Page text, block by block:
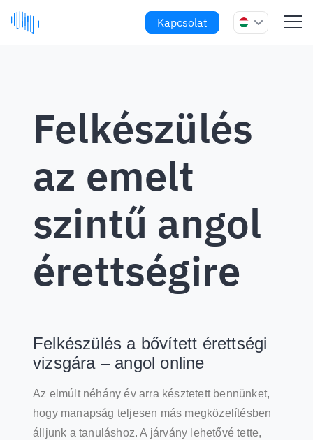
Kapcsolat
Felkészülés
az emelt
szintű angol
érettségire
Felkészülés a bővített érettségi
vizsgára – angol online
Az elmúlt néhány év arra késztetett bennünket,
hogy manapság teljesen más megközelítésben
álljunk a tanuláshoz. A járvány lehetővé tette,